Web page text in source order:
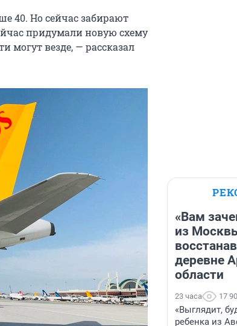
40. Но сейчас забирают
придумали новую схему
могут везде, — рассказал
«Вам
из
деревне
области
23 часа 17
«Выглядит,
ребенка из